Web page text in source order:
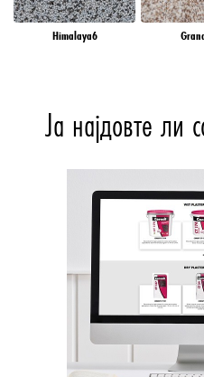
Himalaya6
Ја најдовте ли